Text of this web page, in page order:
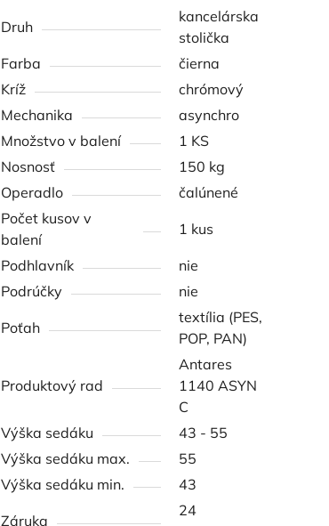
Druh
kancelárska
stolička
Farba
čierna
Kríž
chrómový
Mechanika
asynchro
Množstvo v balení
1 KS
Nosnosť
150 kg
Operadlo
čalúnené
Počet kusov v
balení
1 kus
Podhlavník
nie
Podrúčky
nie
Poťah
textília (PES,
POP, PAN)
Produktový rad
Antares
1140 ASYN
C
Výška sedáku
43 - 55
Výška sedáku max.
55
Výška sedáku min.
43
Záruka
24